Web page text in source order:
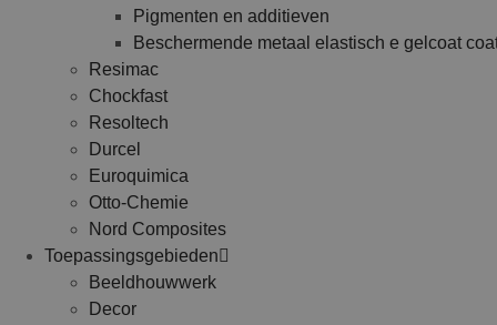
Pigmenten en additieven
Beschermende metaal elastisch e gelcoat
Resimac
Chockfast
Resoltech
Durcel
Euroquimica
Otto-Chemie
Nord Composites
Toepassingsgebieden
Beeldhouwwerk
Decor